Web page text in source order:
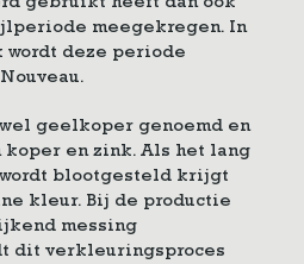
gebruikt heeft dan ook
meegekregen. In
deze periode
geelkoper genoemd en
en zink. Als het lang
blootgesteld krijgt
kleur. Bij de productie
messing
dit verkleuringsproces